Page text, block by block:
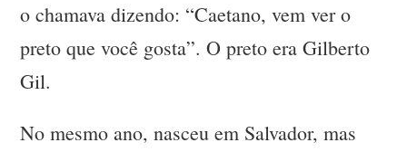
o chamava dizendo: “Caetano, vem ver o
preto que você gosta”. O preto era Gilberto
Gil.
No mesmo ano, nasceu em Salvador, mas